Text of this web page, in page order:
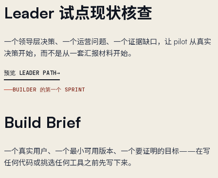
Leader 试点现状核查
一个领导层决策、一个运营问题、一个证据缺口，让 pilot 从真实
决策开始，而不是从一套汇报材料开始。
预览 LEADER PATH
BUILDER 的第一个 SPRINT
Build Brief
一个真实用户、一个最小可用版本、一个要证明的目标——在写
任何代码或挑选任何工具之前先写下来。